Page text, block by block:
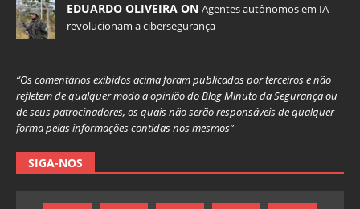
EDUARDO OLIVEIRA ON Agentes autônomos em IA
revolucionam a cibersegurança
“Os comentários exibidos acima foram publicados por terceiros e não
refletem de qualquer modo a opinião do Blog Minuto da Segurança ou
de seus patrocinadores, os quais não serão responsáveis de qualquer
forma pelas informações contidas nos mesmos”
SIGA-NOS